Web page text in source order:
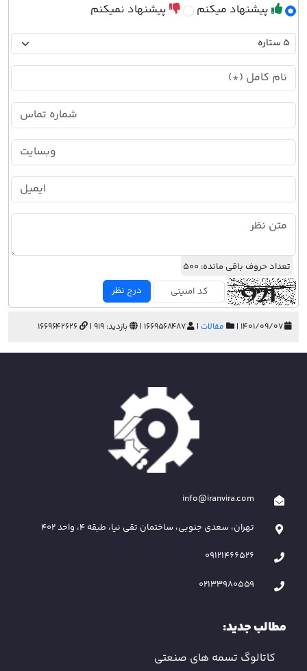
پیشنهاد میکنم پیشنهاد نمیکنم
تعداد حروف باقی مانده: 500
درج نظر
۱۴۰۱/۰۹/۰۷ | مقالات |
1669568487 | بازدید: 919 | 1669642626
info@iranvira.com
تهران، سعدی جنوبی، ساختمان تقی نیا، طبقه 4، واحد 402
09121466526
02133980559
مطالب جدید:
کاتالوگ تسمه های صنعتی